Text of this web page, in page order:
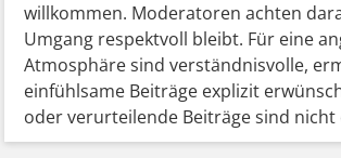
willkommen. Moderatoren achten
Umgang respektvoll bleibt. Für eine
Atmosphäre sind verständnisvolle,
einfühlsame Beiträge explizit
oder verurteilende Beiträge sind nicht